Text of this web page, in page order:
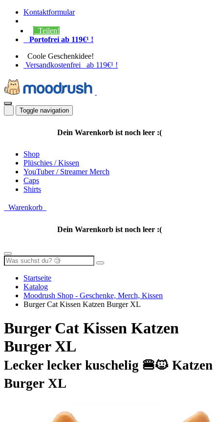
Kontaktformular
Teilen!
Portofrei ab 119€¹ !
Coole Geschenkidee!
Versandkostenfrei ab 119€¹ !
Toggle navigation
Dein Warenkorb ist noch leer :(
Shop
Plüschies / Kissen
YouTuber / Streamer Merch
Caps
Shirts
Warenkorb
Dein Warenkorb ist noch leer :(
Startseite
Katalog
Moodrush Shop - Geschenke, Merch, Kissen
Burger Cat Kissen Katzen Burger XL
Burger Cat Kissen Katzen
Burger XL
Lecker lecker kuschelig 🍔🐱 Katzen
Burger XL